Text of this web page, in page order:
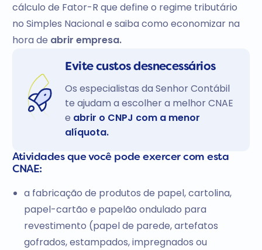
cálculo de Fator-R que define o regime tributário
no Simples Nacional e saiba como economizar na
hora de abrir empresa.
Evite custos desnecessários
Os especialistas da Senhor Contábil
te ajudam a escolher a melhor CNAE
e abrir o CNPJ com a menor
alíquota.
Atividades que você pode exercer com esta
CNAE:
a fabricação de produtos de papel, cartolina,
papel-cartão e papelão ondulado para
revestimento (papel de parede, artefatos
gofrados, estampados, impregnados ou